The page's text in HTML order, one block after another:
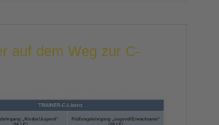
auf dem Weg zur C-